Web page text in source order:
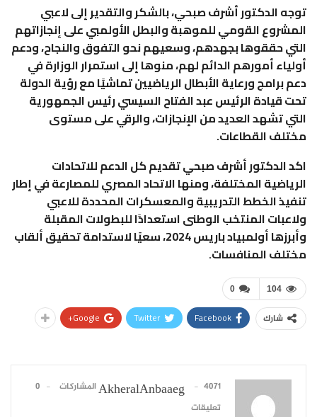
توجه الدكتور أشرف صبحي، بالشكر والتقدير إلى لاعبي
المشروع القومي للموهبة والبطل الأولمبي على إنجازاتهم
التي حققوها بجهدهم، وسعيهم نحو التفوق والنجاح، ودعم
أولياء أمورهم الدائم لهم، منوها إلى استمرار الوزارة في
دعم برامج ورعاية الأبطال الرياضيين تماشيًا مع رؤية الدولة
تحت قيادة الرئيس عبد الفتاح السيسي رئيس الجمهورية
التي تشهد العديد من الإنجازات، والرقي على مستوى
مختلف القطاعات.
اكد الدكتور أشرف صبحي تقديم كل الدعم للاتحادات
الرياضية المختلفة، ومنها الاتحاد المصري للمصارعة في إطار
تنفيذ الخطط التدريبية والمعسكرات المحددة للاعبي
ولاعبات المنتخب الوطنى استعدادًا للبطولات المقبلة
وأبرزها أولمبياد باريس 2024، سعيًا لاستدامة تحقيق ألقاب
مختلف المنافسات.
0 104
شارك Facebook
Twitter
Google+
AkheralAnbaaeg 4071 المشاركات
0
تعليقات